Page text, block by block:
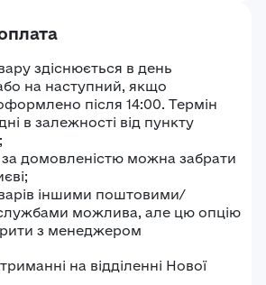
здіснюється в день
на наступний, якщо
після 14:00. Термін
в залежності від пункту
за домовленістю можна забрати
іншими поштовими/
можлива, але цю опцію
з менеджером
на відділенні Нової